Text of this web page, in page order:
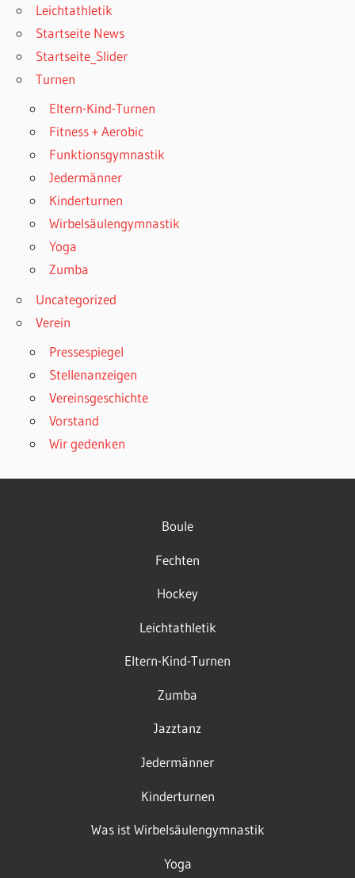
Leichtathletik
Startseite News
Startseite_Slider
Turnen
Eltern-Kind-Turnen
Fitness + Aerobic
Funktionsgymnastik
Jedermänner
Kinderturnen
Wirbelsäulengymnastik
Yoga
Zumba
Uncategorized
Verein
Pressespiegel
Stellenanzeigen
Vereinsgeschichte
Vorstand
Wir gedenken
Boule
Fechten
Hockey
Leichtathletik
Eltern-Kind-Turnen
Zumba
Jazztanz
Jedermänner
Kinderturnen
Was ist Wirbelsäulengymnastik
Yoga